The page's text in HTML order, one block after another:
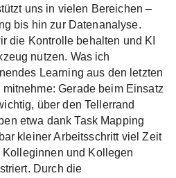
uns in vielen Bereichen –
bis hin zur Datenanalyse.
die Kontrolle behalten und KI
nutzen. Was ich
Learning aus den letzten
Gerade beim Einsatz
über den Tellerrand
etwa dank Task Mapping
kleiner Arbeitsschritt viel Zeit
und Kollegen
Durch die